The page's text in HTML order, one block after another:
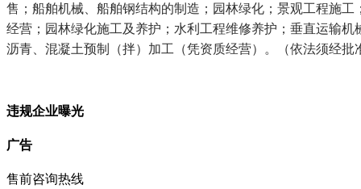
售；船舶机械、船舶钢结构的制造；园林绿化；景观工程施
经营；园林绿化施工及养护；水利工程维修养护；垂直运输
沥青、混凝土预制（拌）加工（凭资质经营）。（依法须经
违规企业曝光
广告
售前咨询热线